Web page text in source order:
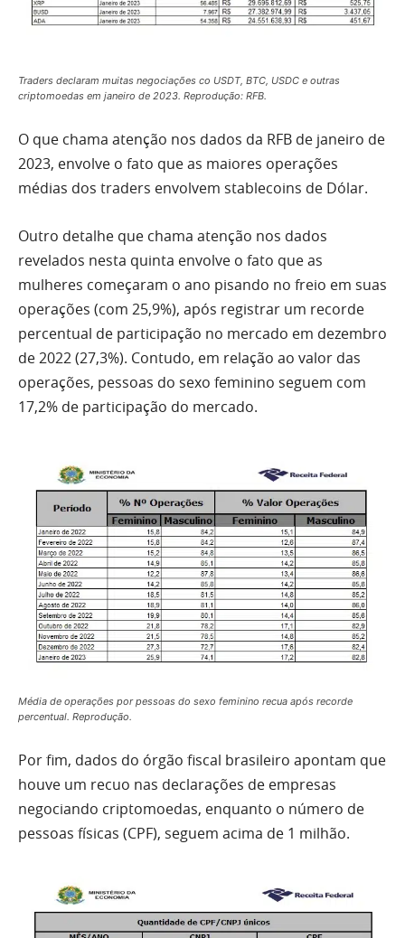
Traders declaram muitas negociações co USDT, BTC, USDC e outras
criptomoedas em janeiro de 2023. Reprodução: RFB.
O que chama atenção nos dados da RFB de janeiro de
2023, envolve o fato que as maiores operações
médias dos traders envolvem stablecoins de Dólar.
Outro detalhe que chama atenção nos dados
revelados nesta quinta envolve o fato que as
mulheres começaram o ano pisando no freio em suas
operações (com 25,9%), após registrar um recorde
percentual de participação no mercado em dezembro
de 2022 (27,3%). Contudo, em relação ao valor das
operações, pessoas do sexo feminino seguem com
17,2% de participação do mercado.
Média de operações por pessoas do sexo feminino recua após recorde
percentual. Reprodução.
Por fim, dados do órgão fiscal brasileiro apontam que
houve um recuo nas declarações de empresas
negociando criptomoedas, enquanto o número de
pessoas físicas (CPF), seguem acima de 1 milhão.